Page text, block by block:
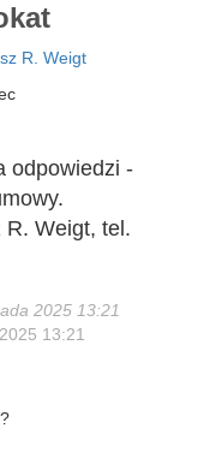
R. Weigt
odpowiedzi -
R. Weigt, tel.
2025 13:21
13:21